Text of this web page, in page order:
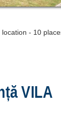
location - 10
VILA